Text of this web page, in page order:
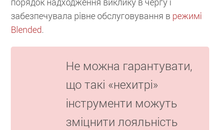
забезпечувала рівне обслуговування в режимі
Blended.
Не можна гарантувати,
що такі «нехитрі»
інструменти можуть
зміцнити лояльність